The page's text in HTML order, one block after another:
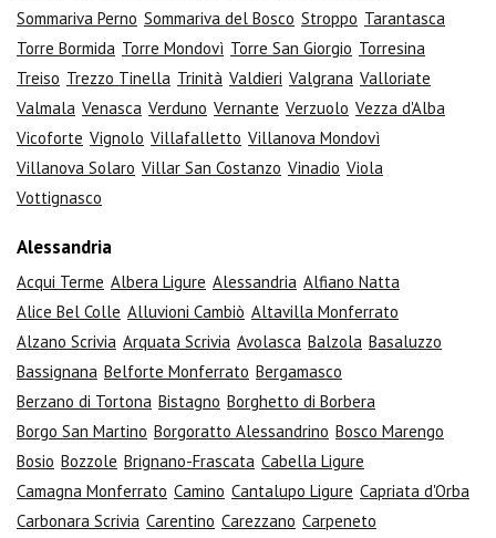
Sommariva Perno Sommariva del Bosco Stroppo Tarantasca
Torre Bormida Torre Mondovì Torre San Giorgio Torresina
Treiso Trezzo Tinella Trinità Valdieri Valgrana Valloriate
Valmala Venasca Verduno Vernante Verzuolo Vezza d'Alba
Vicoforte Vignolo Villafalletto Villanova Mondovì
Villanova Solaro Villar San Costanzo Vinadio Viola
Vottignasco
Alessandria
Acqui Terme Albera Ligure Alessandria Alfiano Natta
Alice Bel Colle Alluvioni Cambiò Altavilla Monferrato
Alzano Scrivia Arquata Scrivia Avolasca Balzola Basaluzzo
Bassignana Belforte Monferrato Bergamasco
Berzano di Tortona Bistagno Borghetto di Borbera
Borgo San Martino Borgoratto Alessandrino Bosco Marengo
Bosio Bozzole Brignano-Frascata Cabella Ligure
Camagna Monferrato Camino Cantalupo Ligure Capriata d'Orba
Carbonara Scrivia Carentino Carezzano Carpeneto